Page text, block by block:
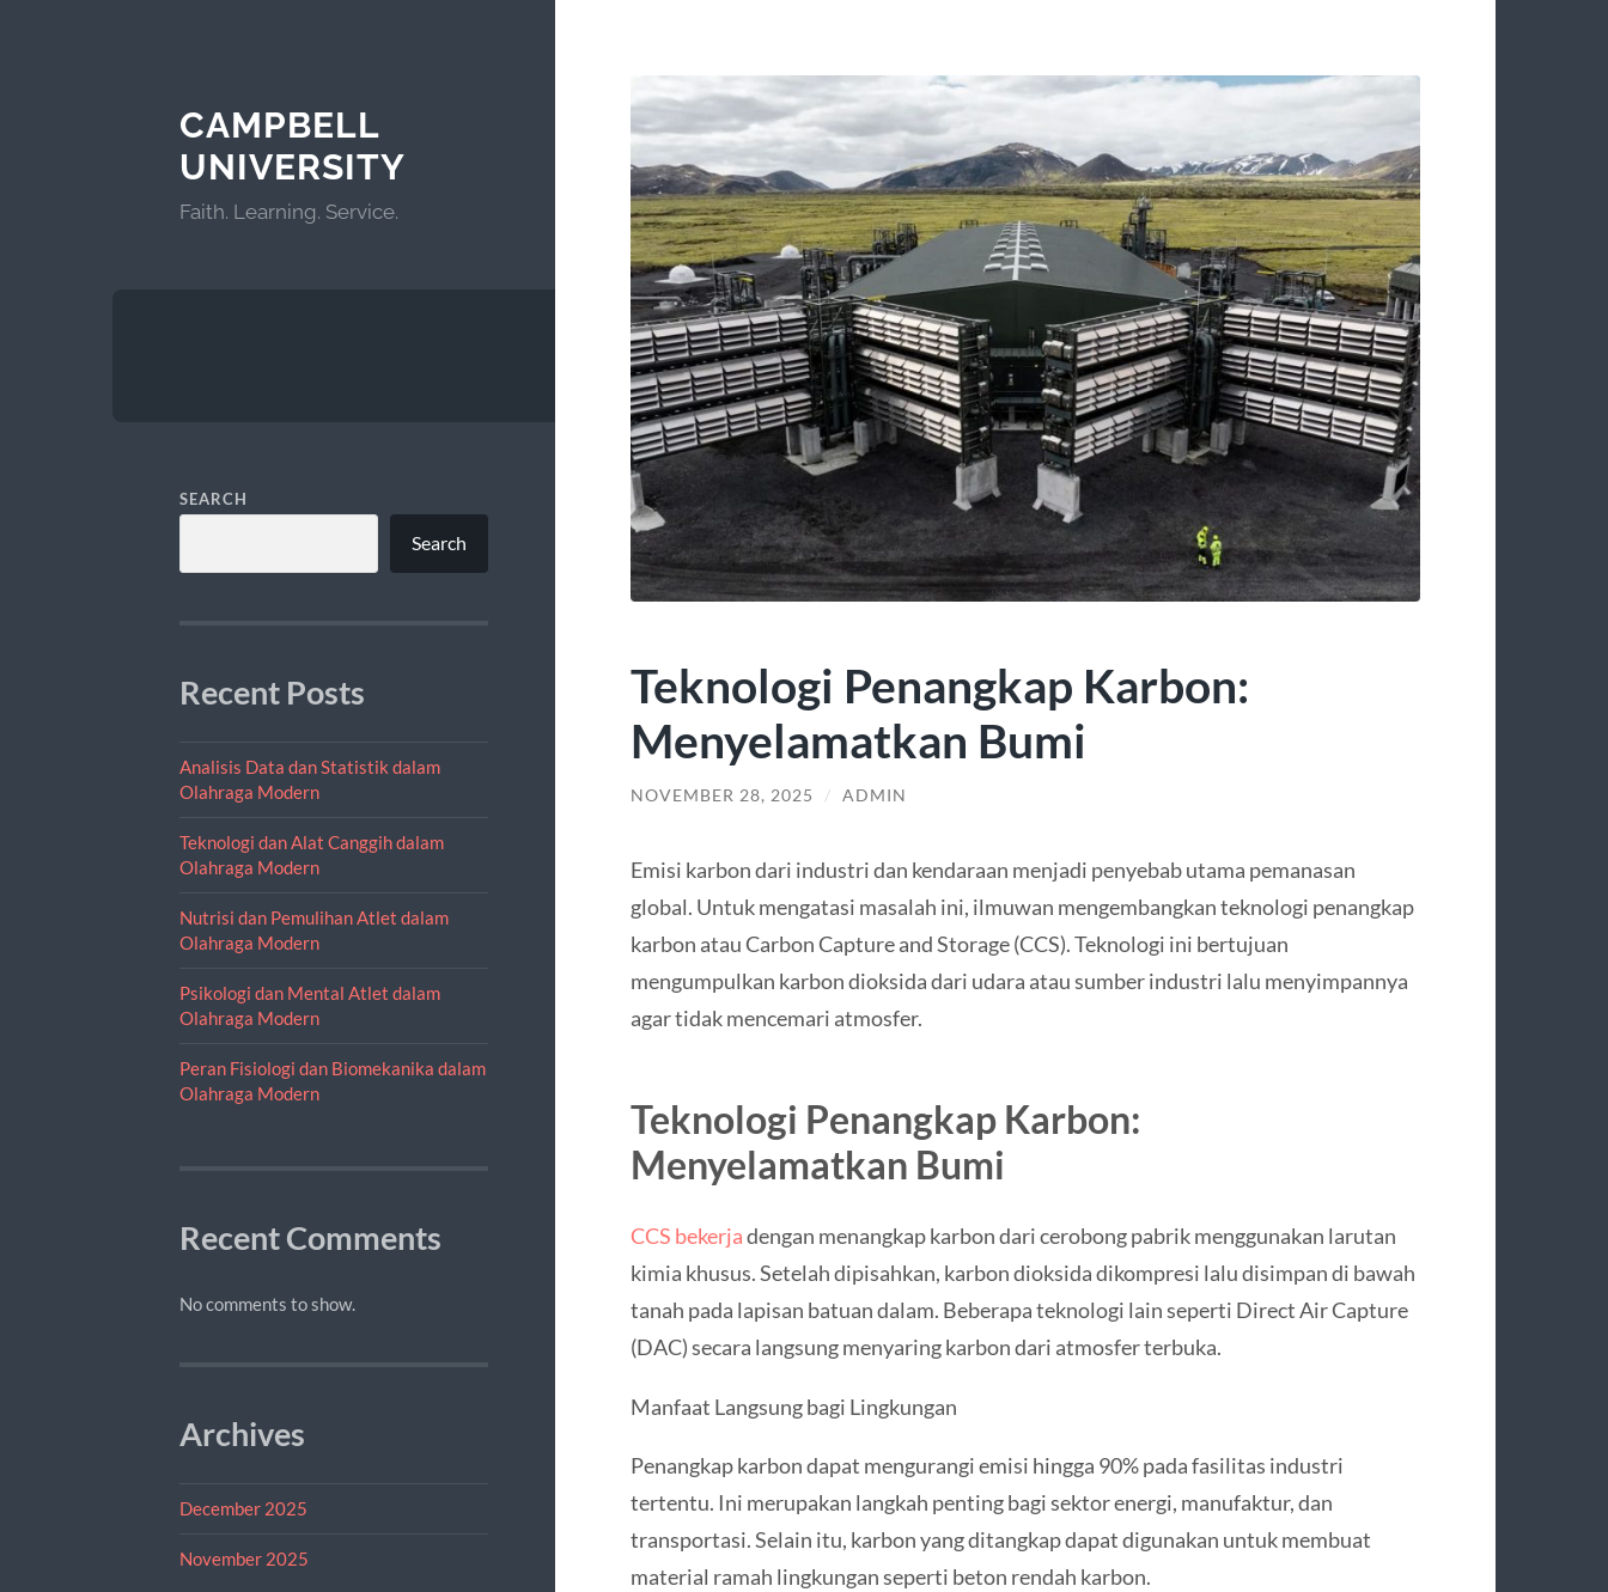
CAMPBELL
UNIVERSITY
Faith. Learning. Service.
SEARCH
Search
Recent Posts
Analisis Data dan Statistik dalam
Olahraga Modern
Teknologi dan Alat Canggih dalam
Olahraga Modern
Nutrisi dan Pemulihan Atlet dalam
Olahraga Modern
Psikologi dan Mental Atlet dalam
Olahraga Modern
Peran Fisiologi dan Biomekanika dalam
Olahraga Modern
Recent Comments
No comments to show.
Archives
December 2025
November 2025
Teknologi Penangkap Karbon:
Menyelamatkan Bumi
NOVEMBER 28, 2025 / ADMIN
Emisi karbon dari industri dan kendaraan menjadi penyebab utama pemanasan
global. Untuk mengatasi masalah ini, ilmuwan mengembangkan teknologi penangkap
karbon atau Carbon Capture and Storage (CCS). Teknologi ini bertujuan
mengumpulkan karbon dioksida dari udara atau sumber industri lalu menyimpannya
agar tidak mencemari atmosfer.
Teknologi Penangkap Karbon:
Menyelamatkan Bumi
CCS bekerjadengan menangkap karbon dari cerobong pabrik menggunakan larutan
kimia khusus. Setelah dipisahkan, karbon dioksida dikompresi lalu disimpan di bawah
tanah pada lapisan batuan dalam. Beberapa teknologi lain seperti Direct Air Capture
(DAC) secara langsung menyaring karbon dari atmosfer terbuka.
Manfaat Langsung bagi Lingkungan
Penangkap karbon dapat mengurangi emisi hingga 90% pada fasilitas industri
tertentu. Ini merupakan langkah penting bagi sektor energi, manufaktur, dan
transportasi. Selain itu, karbon yang ditangkap dapat digunakan untuk membuat
material ramah lingkungan seperti beton rendah karbon.